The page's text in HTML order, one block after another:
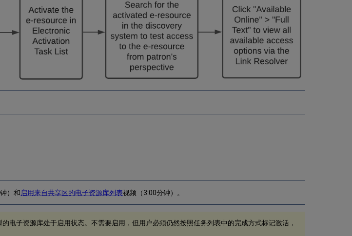
源
启
用
任
务
列
表
态
管
向
激
）和启用来自共享区的电子资源库列表视频（3:00分钟）。
电子资源库处于启用状态。不需要启用，但用户必须仍然按照任务列表中的完成方式标记激活，